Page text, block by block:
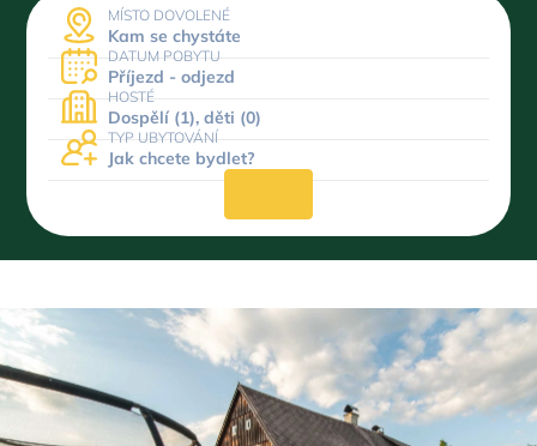
MÍSTO DOVOLENÉ
Kam se chystáte
DATUM POBYTU
Příjezd - odjezd
HOSTÉ
Dospělí (1), děti (0)
TYP UBYTOVÁNÍ
Jak chcete bydlet?